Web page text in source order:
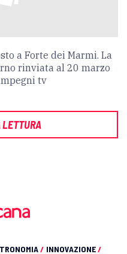
a Forte dei Marmi. La
rinviata al 20 marzo
tv
LETTURA
/ INNOVAZIONE/